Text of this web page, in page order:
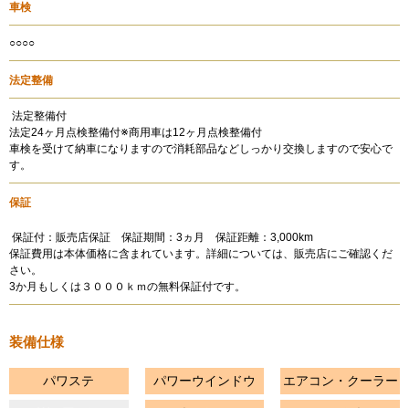
車検
○○○○
法定整備
法定整備付
法定24ヶ月点検整備付※商用車は12ヶ月点検整備付
車検を受けて納車になりますので消耗部品などしっかり交換しますので安心で
す。
保証
保証付：販売店保証 保証期間：3ヵ月 保証距離：3,000km
保証費用は本体価格に含まれています。詳細については、販売店にご確認くだ
さい。
3か月もしくは３０００ｋｍの無料保証付です。
装備仕様
パワステ パワーウインドウ エアコン・クーラー